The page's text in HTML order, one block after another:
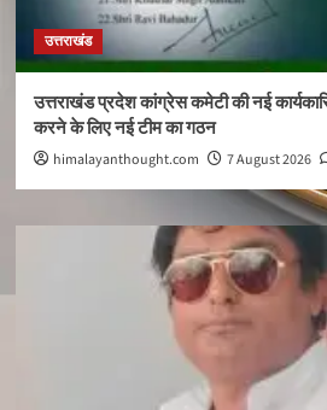
उत्तराखंड
उत्तराखंड प्रदेश कांग्रेस कमेटी की नई
करने के लिए नई टीम का गठन
himalayanthought.com 7 August 2026